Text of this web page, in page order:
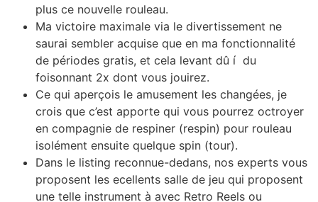
plus ce nouvelle rouleau.
Ma victoire maximale via le divertissement ne
saurai sembler acquise que en ma fonctionnalité
de périodes gratis, et cela levant dû í du
foisonnant 2x dont vous jouirez.
Ce qui aperçois le amusement les changées, je
crois que c’est apporte qui vous pourrez octroyer
en compagnie de respiner (respin) pour rouleau
isolément ensuite quelque spin (tour).
Dans le listing reconnue-dedans, nos experts vous
proposent les ecellents salle de jeu qui proposent
une telle instrument à avec Retro Reels ou